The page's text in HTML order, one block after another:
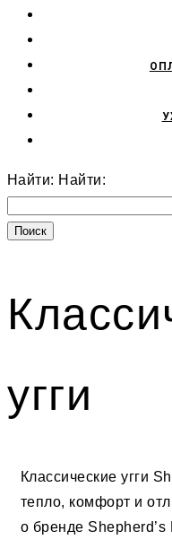
Найти: Найти:
угги
Классические угги
тепло, комфорт и
о бренде Shepherd’s